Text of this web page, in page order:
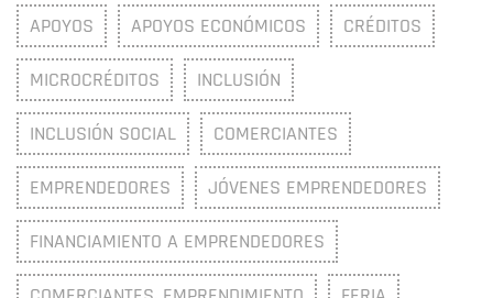
APOYOS APOYOS ECONÓMICOS CRÉDITOS
MICROCRÉDITOS INCLUSIÓN
INCLUSIÓN SOCIAL COMERCIANTES
EMPRENDEDORES JÓVENES EMPRENDEDORES
FINANCIAMIENTO A EMPRENDEDORES